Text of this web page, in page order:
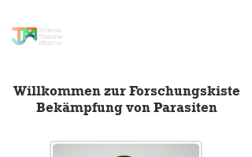
Willkommen zur Forschungskiste
Bekämpfung von Parasiten